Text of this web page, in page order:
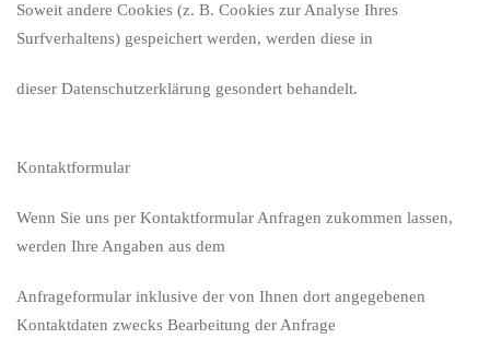
Soweit andere Cookies (z. B. Cookies zur Analyse Ihres
Surfverhaltens) gespeichert werden, werden diese in
dieser Datenschutzerklärung gesondert behandelt.
Kontaktformular
Wenn Sie uns per Kontaktformular Anfragen zukommen lassen,
werden Ihre Angaben aus dem
Anfrageformular inklusive der von Ihnen dort angegebenen
Kontaktdaten zwecks Bearbeitung der Anfrage